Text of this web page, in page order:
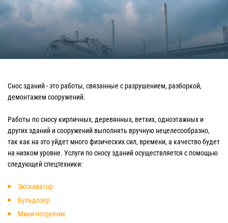
Снос зданий - это работы, связанные с разрушением, разборкой,
демонтажем сооружений.
Работы по сносу кирпичных, деревянных, ветхих, одноэтажных и
других зданий и сооружений выполнять вручную нецелесообразно,
так как на это уйдет много физических сил, времени, а качество будет
на низком уровне. Услуги по сносу зданий осуществляется с помощью
следующей спецтехники:
Экскаватор
Бульдозер
Мини-погрузчик